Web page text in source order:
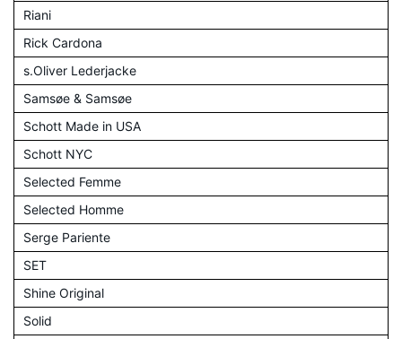
Riani
Rick Cardona
s.Oliver Lederjacke
Samsøe & Samsøe
Schott Made in USA
Schott NYC
Selected Femme
Selected Homme
Serge Pariente
SET
Shine Original
Solid